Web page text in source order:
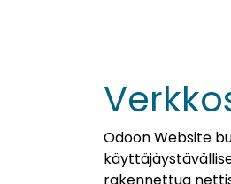
Odoon Website